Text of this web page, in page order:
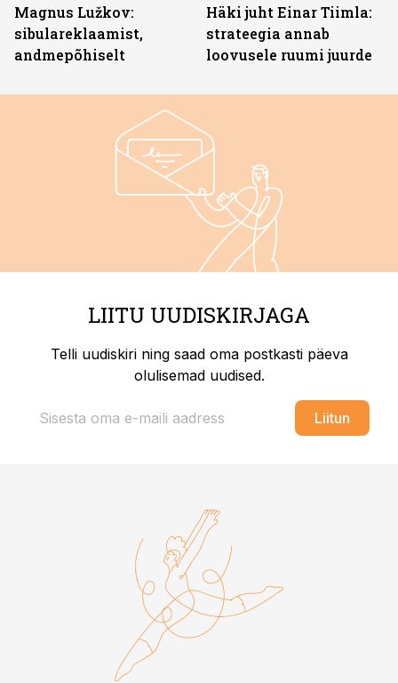
Magnus Lužkov:
sibulareklaamist,
andmepõhiselt
Häki juht Einar Tiimla:
strateegia annab
loovusele ruumi juurde
LIITU UUDISKIRJAGA
Telli uudiskiri ning saad oma postkasti päeva
olulisemad uudised.
Liitun